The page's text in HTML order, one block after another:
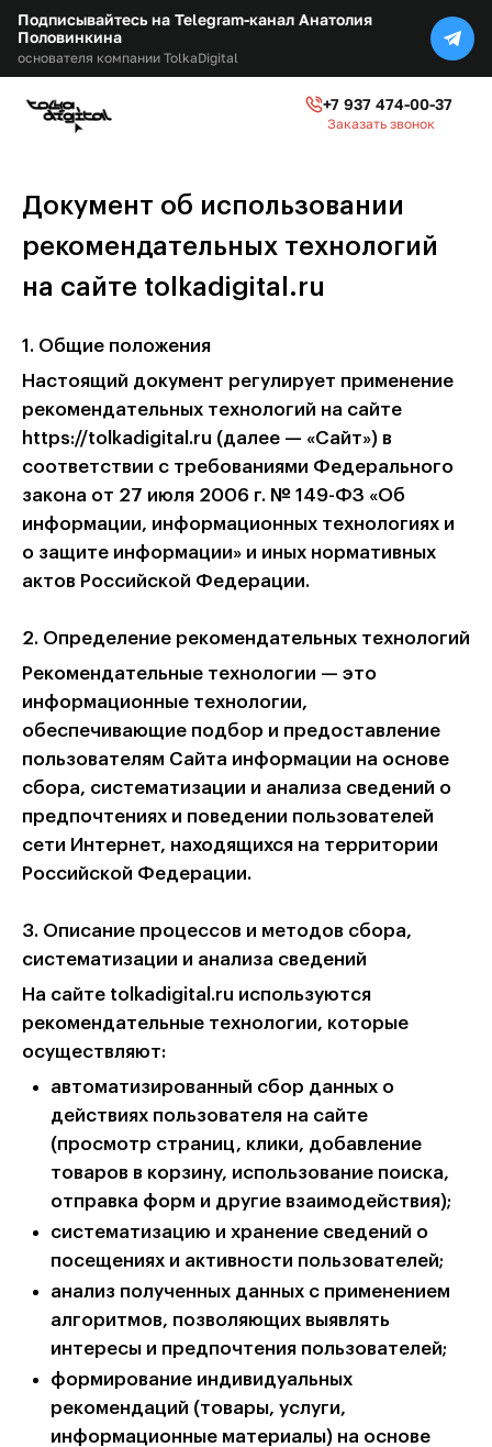
Подписывайтесь на Telegram-канал Анатолия
Половинкина
основателя компании TolkaDigital
+7 937 474-00-37
Заказать звонок
Документ об использовании
рекомендательных технологий
на сайте tolkadigital.ru
1. Общие положения
Настоящий документ регулирует применение
рекомендательных технологий на сайте
https://tolkadigital.ru (далее — «Сайт») в
соответствии с требованиями Федерального
закона от 27 июля 2006 г. № 149-ФЗ «Об
информации, информационных технологиях и
о защите информации» и иных нормативных
актов Российской Федерации.
2. Определение рекомендательных технологий
Рекомендательные технологии — это
информационные технологии,
обеспечивающие подбор и предоставление
пользователям Сайта информации на основе
сбора, систематизации и анализа сведений о
предпочтениях и поведении пользователей
сети Интернет, находящихся на территории
Российской Федерации.
3. Описание процессов и методов сбора,
систематизации и анализа сведений
На сайте tolkadigital.ru используются
рекомендательные технологии, которые
осуществляют:
автоматизированный сбор данных о
действиях пользователя на сайте
(просмотр страниц, клики, добавление
товаров в корзину, использование поиска,
отправка форм и другие взаимодействия);
систематизацию и хранение сведений о
посещениях и активности пользователей;
анализ полученных данных с применением
алгоритмов, позволяющих выявлять
интересы и предпочтения пользователей;
формирование индивидуальных
рекомендаций (товары, услуги,
информационные материалы) на основе